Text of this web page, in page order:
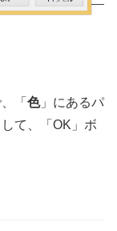
「 色」にあるパ
て、「OK」ボ